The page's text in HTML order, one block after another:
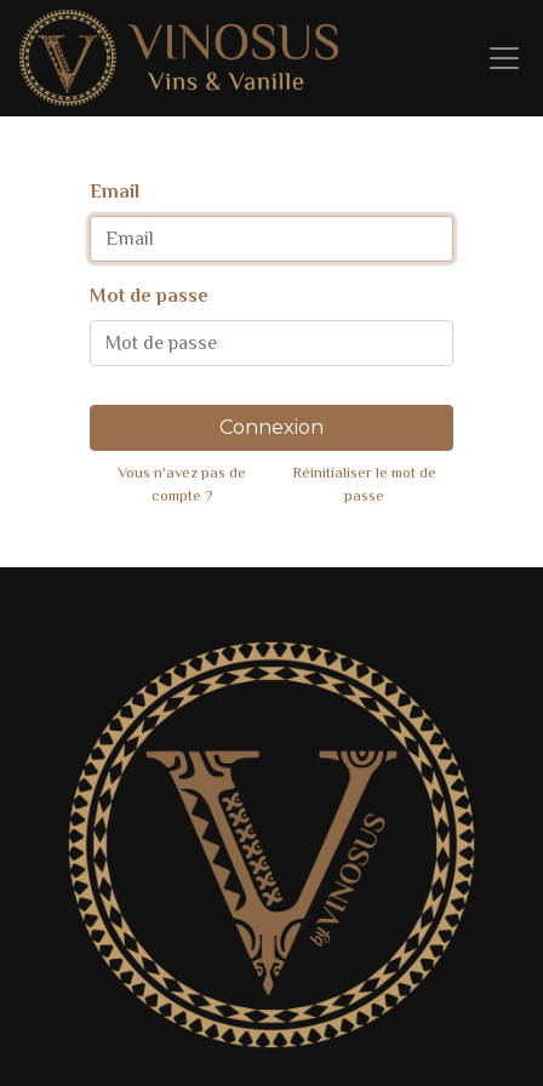
Email
Mot de passe
Connexion
Vous n'avez pas de
compte ?
Réinitialiser le mot de
passe